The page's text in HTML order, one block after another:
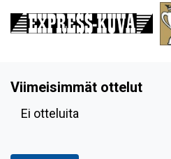
Viimeisimmät ottelut
Ei otteluita